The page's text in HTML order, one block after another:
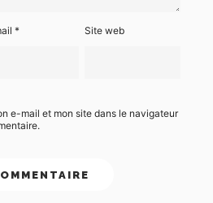
* Site web
e-mail et mon site dans le navigateur